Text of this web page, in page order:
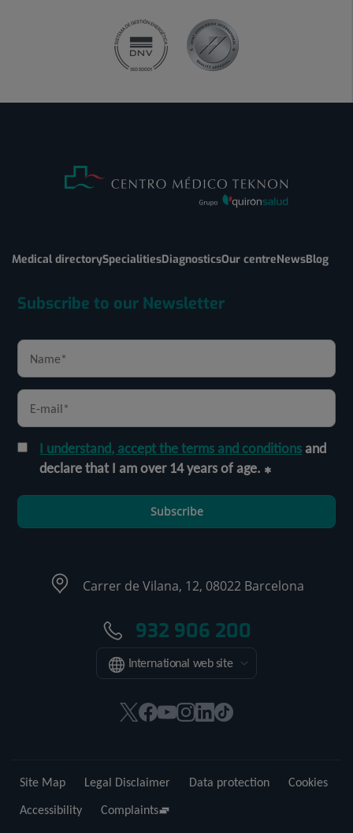
Medical directorySpecialitiesDiagnosticsOur centreNewsBlog
Subscribe to our Newsletter
I understand, accept the terms and conditionsand
declare that I am over 14 years of age.
Subscribe
Carrer de Vilana, 12, 08022 Barcelona
932 906 200
International web site
This
in
a
This
in
a
ThisThis
in
This
in
Link
Site Map Legal Disclaimer Data protection
Cookies
Accessibility
Complaints